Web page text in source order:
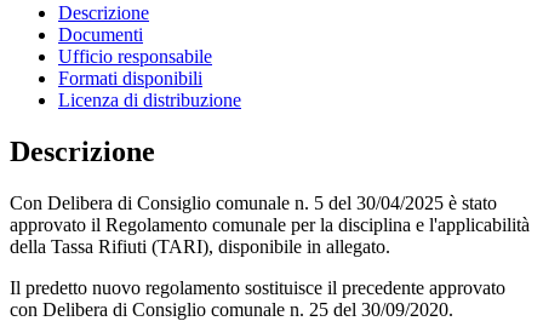
Descrizione
Documenti
Ufficio responsabile
Formati disponibili
Licenza di distribuzione
Descrizione
Con Delibera di Consiglio comunale n. 5 del 30/04/2025 è stato
approvato il Regolamento comunale per la disciplina e l'applicabilità
della Tassa Rifiuti (TARI), disponibile in allegato.
Il predetto nuovo regolamento sostituisce il precedente approvato
con Delibera di Consiglio comunale n. 25 del 30/09/2020.